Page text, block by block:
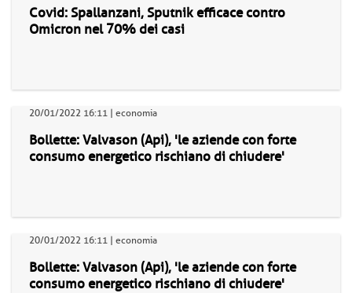
Covid: Spallanzani, Sputnik efficace contro
Omicron nel 70% dei casi
20/01/2022 16:11 | economia
Bollette: Valvason (Api), 'le aziende con forte
consumo energetico rischiano di chiudere'
20/01/2022 16:11 | economia
Bollette: Valvason (Api), 'le aziende con forte
consumo energetico rischiano di chiudere'